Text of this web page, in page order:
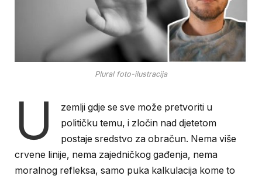
Plural foto-ilustracija
U
zemlji gdje se sve može pretvoriti u
političku temu, i zločin nad djetetom
postaje sredstvo za obračun. Nema više
crvene linije, nema zajedničkog gađenja, nema
moralnog refleksa, samo puka kalkulacija kome to